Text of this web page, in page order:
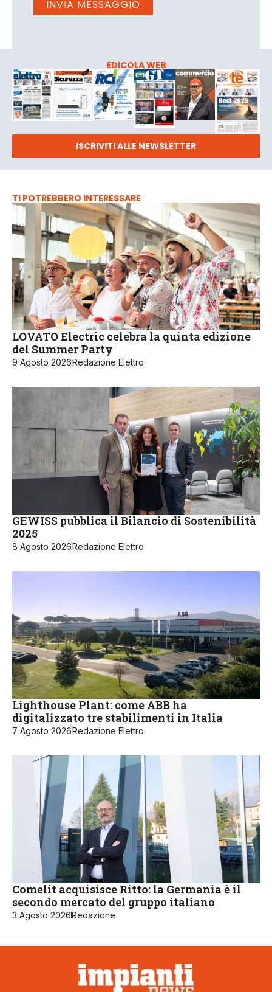
EDICOLA WEB
ISCRIVITI ALLE NEWSLETTER
TI POTREBBERO INTERESSARE
LOVATO Electric celebra la quinta edizione
del Summer Party
9 Agosto 2026Redazione Elettro
GEWISS pubblica il Bilancio di Sostenibilità
2025
8 Agosto 2026Redazione Elettro
Lighthouse Plant: come ABB ha
digitalizzato tre stabilimenti in Italia
7 Agosto 2026Redazione Elettro
Comelit acquisisce Ritto: la Germania è il
secondo mercato del gruppo italiano
3 Agosto 2026Redazione